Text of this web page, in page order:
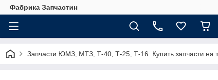
Фабрика Запчастин
Запчасти ЮМЗ, МТЗ, Т-40, Т-25, Т-16. Купить запчасти